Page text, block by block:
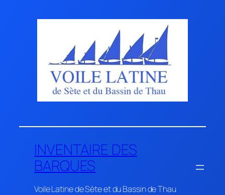
INVENTAIRE DES
BARQUES
Voile Latine de Sète et du Bassin de Thau